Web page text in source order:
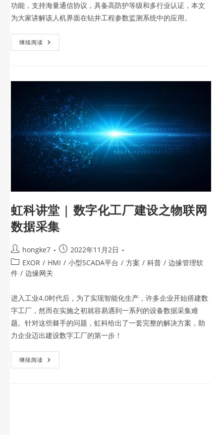
功能，支持海量通信协议，具备高防护等级和多行业认证，本文
为大家讲解该人机界面在钻井工程参数监测系统中的应用。
继续阅读
虹科讲堂 | 数字化工厂建设之物联网
数据采集
hongke7
2022年11月2日
EXOR / HMI / 小型SCADA平台 / 方案 / 科普 / 边缘管理软
件 / 边缘网关
进入工业4.0时代后，为了实现智能化生产，许多企业开始搭建数
字工厂，然而在实施之初就容易遇到一系列的设备数据采集难
题。针对这些棘手的问题，虹科给出了一套完整的解决方案，助
力企业迈出建设数字工厂的第一步！
继续阅读